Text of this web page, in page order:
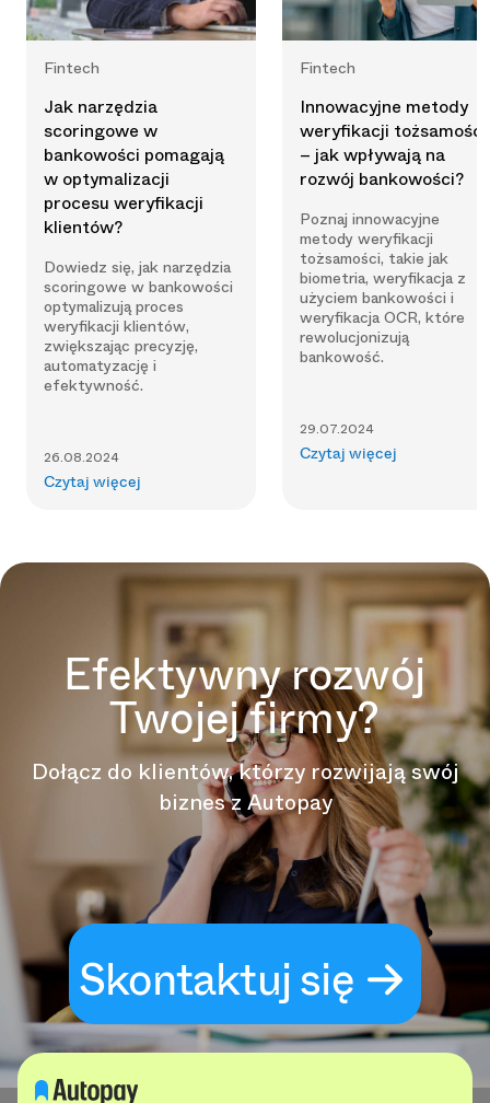
Fintech
Jak narzędzia
scoringowe w
bankowości pomagają
w optymalizacji
procesu weryfikacji
klientów?
Dowiedz się, jak narzędzia
scoringowe w bankowości
optymalizują proces
weryfikacji klientów,
zwiększając precyzję,
automatyzację i
efektywność.
26.08.2024
Czytaj więcej
Fintech
Innowacyjne metody
weryfikacji tożsamości
– jak wpływają na
rozwój bankowości?
Poznaj innowacyjne
metody weryfikacji
tożsamości, takie jak
biometria, weryfikacja z
użyciem bankowości i
weryfikacja OCR, które
rewolucjonizują
bankowość.
29.07.2024
Czytaj więcej
Efektywny rozwój
Twojej firmy?
Dołącz do klientów, którzy rozwijają swój
biznes z Autopay
Skontaktuj się